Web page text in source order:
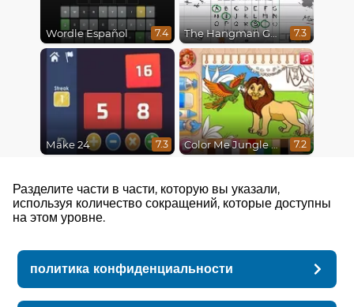
Wordle Español 7.4 The Hangman Game Scrawl 7.3
Make 24 7.3 Color Me Jungle Animals 7.2
Разделите части в части, которую вы указали,
используя количество сокращений, которые доступны
на этом уровне.
политика конфиденциальности